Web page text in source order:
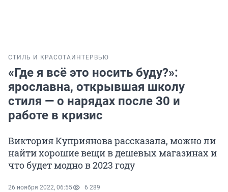
СТИЛЬ И КРАСОТА ИНТЕРВЬЮ
«Где я всё это носить буду?»:
ярославна, открывшая школу
стиля — о нарядах после 30 и
работе в кризис
Виктория Куприянова рассказала, можно ли
найти хорошие вещи в дешевых магазинах и
что будет модно в 2023 году
26 ноября 2022, 06:55 6 289